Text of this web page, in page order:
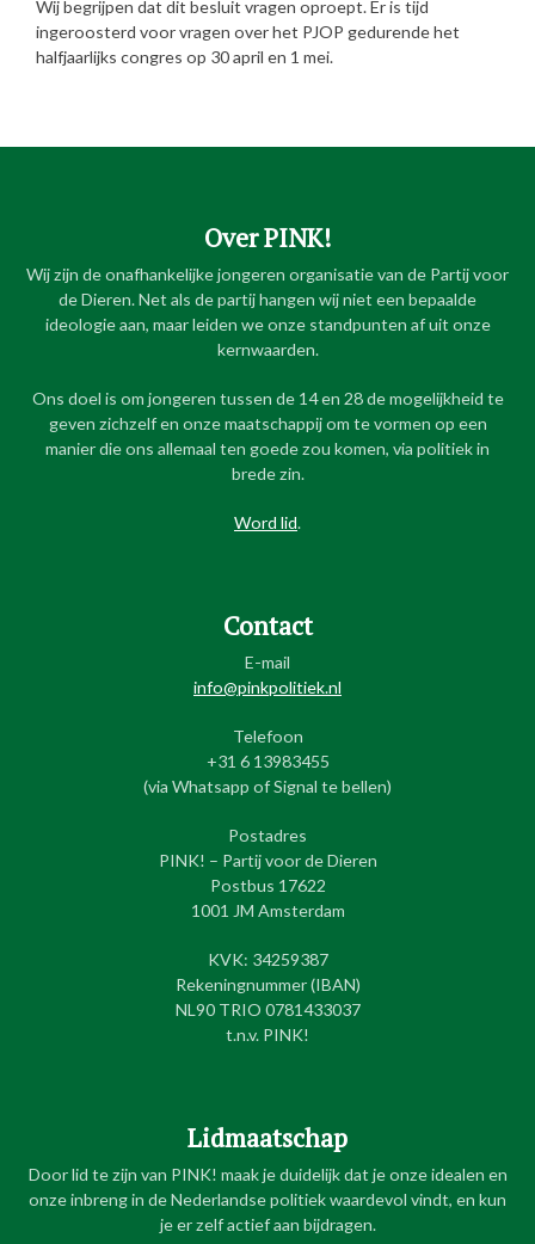
Wij begrijpen dat dit besluit vragen oproept. Er is tijd
ingeroosterd voor vragen over het PJOP gedurende het
halfjaarlijks congres op 30 april en 1 mei.
Over PINK!
Wij zijn de onafhankelijke jongeren organisatie van de Partij voor
de Dieren. Net als de partij hangen wij niet een bepaalde
ideologie aan, maar leiden we onze standpunten af uit onze
kernwaarden.
Ons doel is om jongeren tussen de 14 en 28 de mogelijkheid te
geven zichzelf en onze maatschappij om te vormen op een
manier die ons allemaal ten goede zou komen, via politiek in
brede zin.
Word lid.
Contact
E-mail
info@pinkpolitiek.nl
Telefoon
+31 6 13983455
(via Whatsapp of Signal te bellen)
Postadres
PINK! – Partij voor de Dieren
Postbus 17622
1001 JM Amsterdam
KVK: 34259387
Rekeningnummer (IBAN)
NL90 TRIO 0781433037
t.n.v. PINK!
Lidmaatschap
Door lid te zijn van PINK! maak je duidelijk dat je onze idealen en
onze inbreng in de Nederlandse politiek waardevol vindt, en kun
je er zelf actief aan bijdragen.